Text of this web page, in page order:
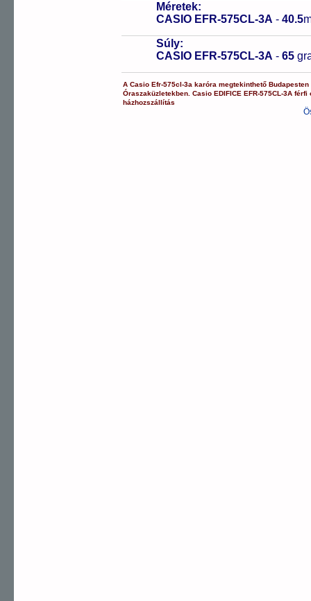
Méretek:
CASIO EFR-575CL-3A - 40.5
Súly:
CASIO EFR-575CL-3A - 65
ACasio Efr-575cl-3a karóra megtekinthető
Óraszaküzletekben.Casio EDIFICE EFR-575CL-3A férfi
házhozszállítás